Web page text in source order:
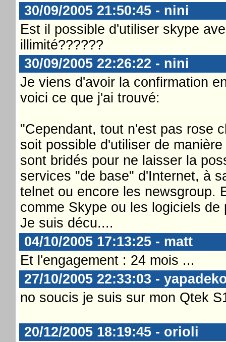
30/09/2005 21:50:45 - nini
Est il possible d'utiliser skype
illimité??????
30/09/2005 22:26:22 - nini
Je viens d'avoir la confirmation
voici ce que j'ai trouvé:
"Cependant, tout n'est pas rose
soit possible d'utiliser de
sont bridés pour ne laisser la
services "de base" d'Internet, à
telnet ou encore les newsgroup.
comme Skype ou les logiciels
Je suis décu....
04/10/2005 17:13:25 - matt
Et l'engagement : 24 mois ...
27/10/2005 22:33:03 -
no soucis je suis sur mon Qtek
20/12/2005 18:19:45 - orioli